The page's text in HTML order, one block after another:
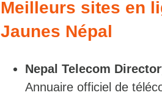
Meilleurs sites en
Jaunes Népal
Nepal Telecom
Annuaire officiel de